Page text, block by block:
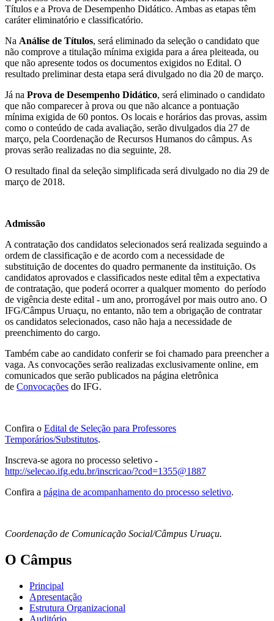
Títulos e a Prova de Desempenho Didático. Ambas as etapas têm
caráter eliminatório e classificatório.
Na Análise de Títulos, será eliminado da seleção o candidato que
não comprove a titulação mínima exigida para a área pleiteada, ou
que não apresente todos os documentos exigidos no Edital. O
resultado preliminar desta etapa será divulgado no dia 20 de março.
Já na Prova de Desempenho Didático, será eliminado o candidato
que não comparecer à prova ou que não alcance a pontuação
mínima exigida de 60 pontos. Os locais e horários das provas, assim
como o conteúdo de cada avaliação, serão divulgados dia 27 de
março, pela Coordenação de Recursos Humanos do câmpus. As
provas serão realizadas no dia seguinte, 28.
O resultado final da seleção simplificada será divulgado no dia 29 de
março de 2018.
Admissão
A contratação dos candidatos selecionados será realizada seguindo a
ordem de classificação e de acordo com a necessidade de
substituição de docentes do quadro permanente da instituição. Os
candidatos aprovados e classificados neste edital têm a expectativa
de contratação, que poderá ocorrer a qualquer momento do período
de vigência deste edital - um ano, prorrogável por mais outro ano. O
IFG/Câmpus Uruaçu, no entanto, não tem a obrigação de contratar
os candidatos selecionados, caso não haja a necessidade de
preenchimento do cargo.
Também cabe ao candidato conferir se foi chamado para preencher a
vaga. As convocações serão realizadas exclusivamente online, em
comunicados que serão publicados na página eletrônica
de Convocações do IFG.
Confira o Edital de Seleção para Professores
Temporários/Substitutos.
Inscreva-se agora no processo seletivo -
http://selecao.ifg.edu.br/inscricao/?cod=1355@1887
Confira a página de acompanhamento do processo seletivo.
Coordenação de Comunicação Social/Câmpus Uruaçu.
O Câmpus
Principal
Apresentação
Estrutura Organizacional